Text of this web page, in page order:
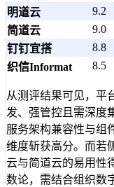
明道云
9.2
简道云
9.0
钉钉宜搭
8.8
织信Informat
8.5
从测评结果可见，平
发、强管控且需深度
服务架构兼容性与组
维度斩获高分。而若
云与简道云的易用性
数论，需结合组织数